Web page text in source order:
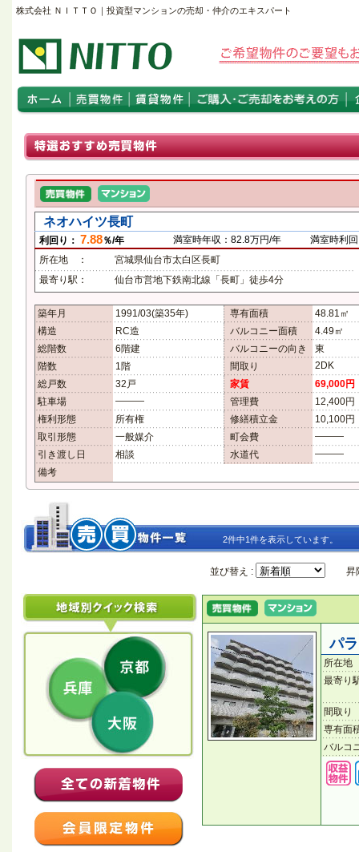
株式会社 ＮＩＴＴＯ｜投資型マンションの売却・仲介のエキスパート
ネオハイツ長町
利回り： 7.88％/年 満室時年収：82.8万円/年
満室時利
所在地 ：
宮城県仙台市太白区長町
最寄り駅：
仙台市営地下鉄南北線「長町」徒歩4分
築年月 1991/03(築35年) 専有面積
48.81㎡
構造
RC造 バルコニー面積
4.49㎡
総階数
6階建 バルコニーの向き
東
階数
1階 間取り
2DK
総戸数
32戸 家賃
69,000円
駐車場
――― 管理費
12,400円
権利形態
所有権 修繕積立金
10,100円
取引形態
一般媒介 町会費
―――
引き渡し日
相談 水道代
―――
備考
2件中1件を表示しています。
並び替え : 昇
パ
所在地
最寄り
間取り
専有面
バルコ